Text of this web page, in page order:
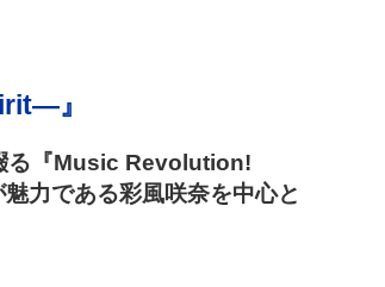
』
る『Music Revolution!
力である彩風咲奈を中心と